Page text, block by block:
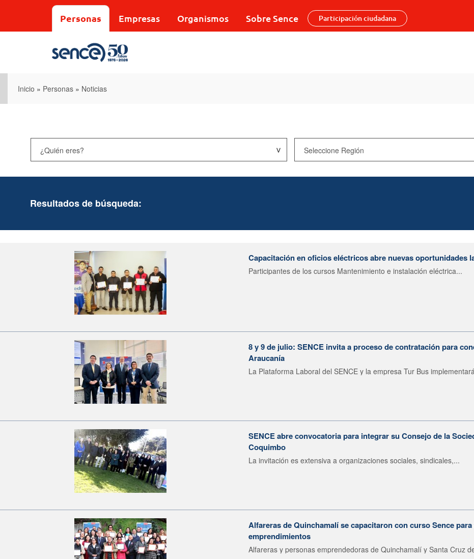
Personas Empresas Organismos Sobre Sence Participación ciudadana
Inicio » Personas » Noticias
Resultados de búsqueda:
Capacitación en oficios eléctricos abre nuevas oportunidades
Participantes de los cursos Mantenimiento e instalación eléctrica...
8 y 9 de julio: SENCE invita a proceso de contratación para
Araucanía
La Plataforma Laboral del SENCE y la empresa Tur Bus
SENCE abre convocatoria para integrar su Consejo de la
Coquimbo
La invitación es extensiva a organizaciones sociales, sindicales,...
Alfareras de Quinchamalí se capacitaron con curso Sence
emprendimientos
Alfareras y personas emprendedoras de Quinchamalí y Santa Cruz